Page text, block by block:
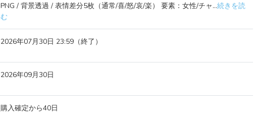
PNG / 背景透過 / 表情差分5枚（通常/喜/怒/哀/楽） 要素：女性/チャ...続きを読
む
2026年07月30日 23:59（終了）
2026年09月30日
購入確定から40日